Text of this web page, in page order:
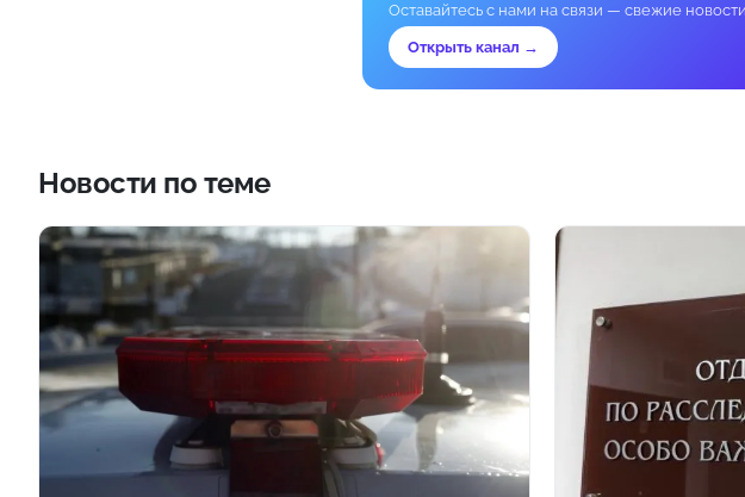
Оставайтесь с нами на связи — свежие
Открыть канал →
Новости по теме